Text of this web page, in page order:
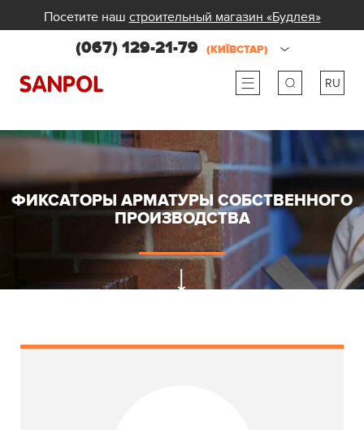
Посетите наш строительный магазин «Будлея»
(067) 129-21-79 (КИЇВСТАР)
RU
ua
ФИКСАТОРЫ АРМАТУРЫ СОБСТВЕННОГО
ПРОИЗВОДСТВА